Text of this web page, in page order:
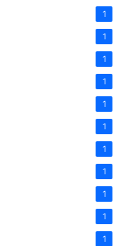
1
1
1
1
1
1
1
1
1
1
1